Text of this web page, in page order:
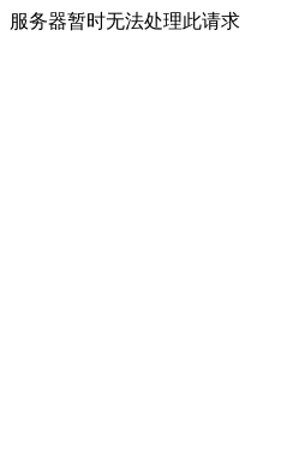
服务器暂时无法处理此请求